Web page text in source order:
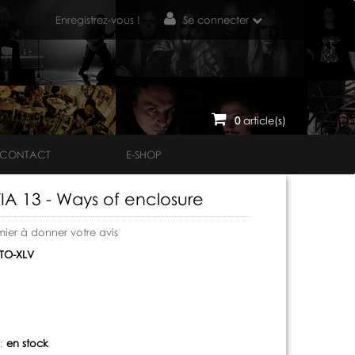
Enregistrez-vous ! Se connecter
0article(s)
E-SHOP
13 - Ways of enclosure
à donner votre avis
XLV
en stock